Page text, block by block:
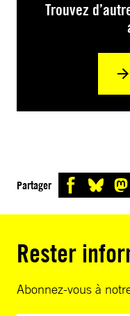
Trouvez
Partager
Rester
Abonnez-vous à